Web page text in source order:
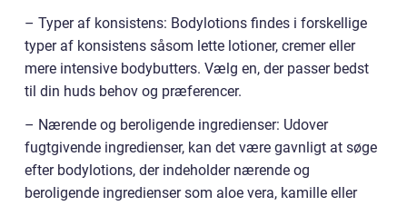
– Typer af konsistens: Bodylotions findes i forskellige
typer af konsistens såsom lette lotioner, cremer eller
mere intensive bodybutters. Vælg en, der passer bedst
til din huds behov og præferencer.
– Nærende og beroligende ingredienser: Udover
fugtgivende ingredienser, kan det være gavnligt at søge
efter bodylotions, der indeholder nærende og
beroligende ingredienser som aloe vera, kamille eller